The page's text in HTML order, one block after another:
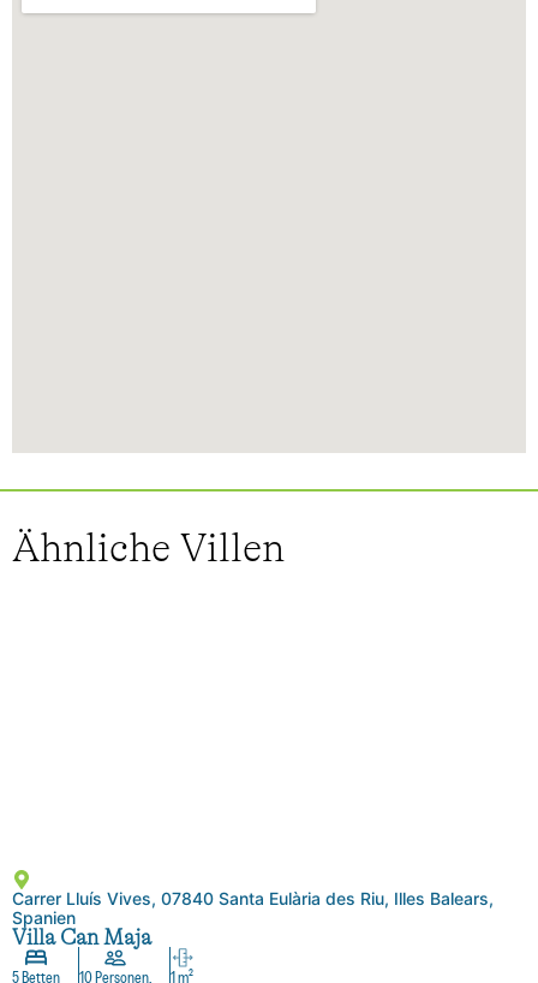
Ähnliche Villen
Carrer Lluís Vives, 07840 Santa Eulària des Riu, Illes Balears,
Spanien
Villa Can Maja
5 Betten 10 Personen. 1 m²